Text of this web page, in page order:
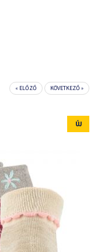
« ELŐZŐ KÖVETKEZŐ »
ÚJ